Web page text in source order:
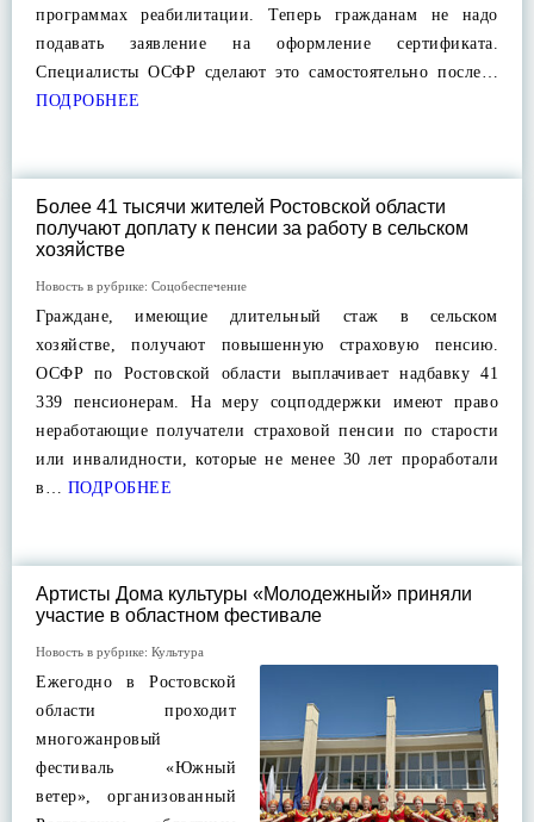
программах реабилитации. Теперь гражданам не надо
подавать заявление на оформление сертификата.
Специалисты ОСФР сделают это самостоятельно после…
ПОДРОБНЕЕ
Более 41 тысячи жителей Ростовской области
получают доплату к пенсии за работу в сельском
хозяйстве
Новость в рубрике: Соцобеспечение
Граждане, имеющие длительный стаж в сельском
хозяйстве, получают повышенную страховую пенсию.
ОСФР по Ростовской области выплачивает надбавку 41
339 пенсионерам. На меру соцподдержки имеют право
неработающие получатели страховой пенсии по старости
или инвалидности, которые не менее 30 лет проработали
в… ПОДРОБНЕЕ
Артисты Дома культуры «Молодежный» приняли
участие в областном фестивале
Новость в рубрике: Культура
Ежегодно в Ростовской
области проходит
многожанровый
фестиваль «Южный
ветер», организованный